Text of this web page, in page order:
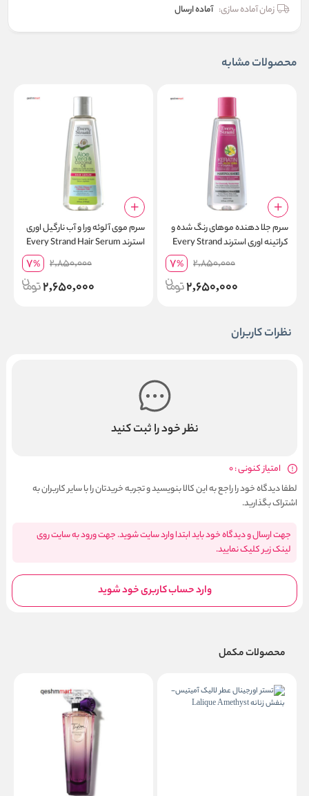
زمان آماده سازی: آماده ارسال
محصولات مشابه
سرم جلا دهنده موهای رنگ شده و
کراتینه اوری استرند Every Strand
2,850,000
7%
2,650,000
سرم موی آلوئه ورا و آب نارگیل اوری
استرند Every Strand Hair Serum
2,850,000
7%
2,650,000
نظرات کاربران
نظر خود را ثبت کنید
امتیاز کنونی : 0
لطفا دیدگاه خود را راجع به این کالا بنویسید و تجربه خریدتان را با سایر کاربران به
اشتراک بگذارید.
جهت ارسال و دیدگاه خود باید ابتدا وارد سایت شوید. جهت ورود به سایت روی
لینک زیر کلیک نمایید.
وارد حساب کاربری خود شوید
محصولات مکمل